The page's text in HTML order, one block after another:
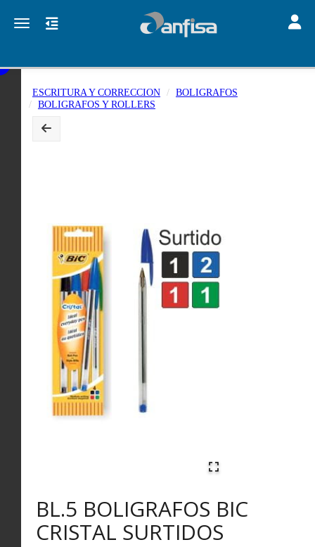
Toggle navigation
ESCRITURA Y CORRECCION
BOLIGRAFOS
BOLIGRAFOS Y ROLLERS
BL.5 BOLIGRAFOS BIC
CRISTAL SURTIDOS